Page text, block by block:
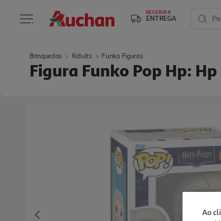
RESERVAR
ENTREGA
Brinquedos Kidults Funko Figuras
Figura Funko Pop Hp:
Ao